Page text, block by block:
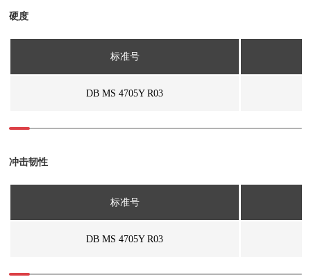
硬度
标准号
DB MS 4705Y R03
冲击韧性
标准号
DB MS 4705Y R03